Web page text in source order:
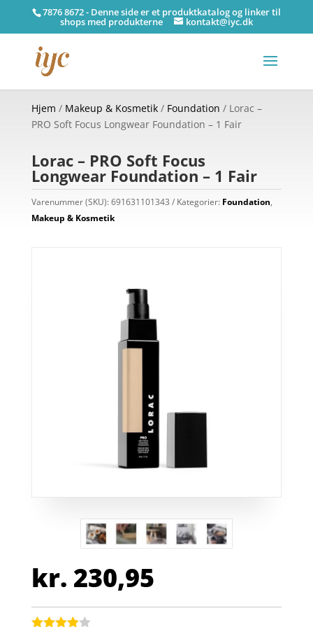
7876 8672 - Denne side er et produktkatalog og linker til
shops med produkterne kontakt@iyc.dk
Hjem / Makeup & Kosmetik/ Foundation / Lorac –
PRO Soft Focus Longwear Foundation – 1 Fair
Lorac – PRO Soft Focus
Longwear Foundation – 1 Fair
Varenummer (SKU):691631101343 Kategorier: Foundation,
Makeup & Kosmetik
kr. 230,95